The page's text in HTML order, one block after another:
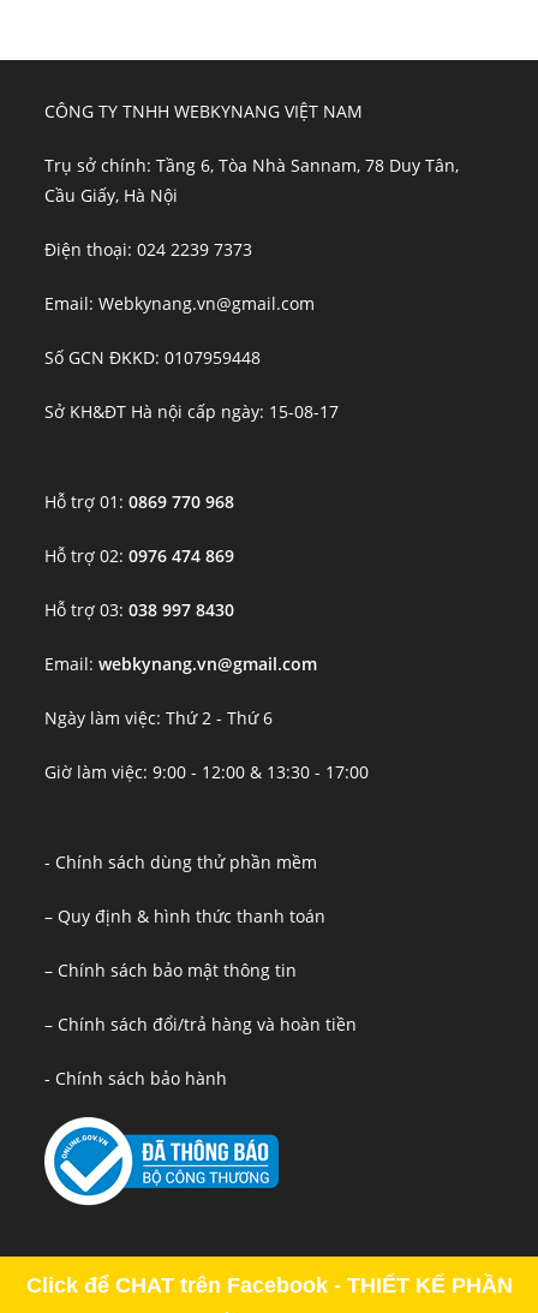
CÔNG TY TNHH WEBKYNANG VIỆT NAM
Trụ sở chính: Tầng 6, Tòa Nhà Sannam, 78 Duy Tân,
Cầu Giấy, Hà Nội
Điện thoại: 024 2239 7373
Email: Webkynang.vn@gmail.com
Số GCN ĐKKD: 0107959448
Sở KH&ĐT Hà nội cấp ngày: 15-08-17
Hỗ trợ 01:0869 770 968
Hỗ trợ 02:0976 474 869
Hỗ trợ 03:038 997 8430
Email:webkynang.vn@gmail.com
Ngày làm việc: Thứ 2 - Thứ 6
Giờ làm việc: 9:00 - 12:00 & 13:30 - 17:00
- Chính sách dùng thử phần mềm
– Quy định & hình thức thanh toán
– Chính sách bảo mật thông tin
– Chính sách đổi/trả hàng và hoàn tiền
- Chính sách bảo hành
Click để CHAT trên Facebook - THIẾT KẾ PHẦN